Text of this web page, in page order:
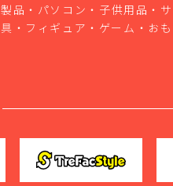
製品・パソコン・子供用品・
具・フィギュア・ゲーム・お